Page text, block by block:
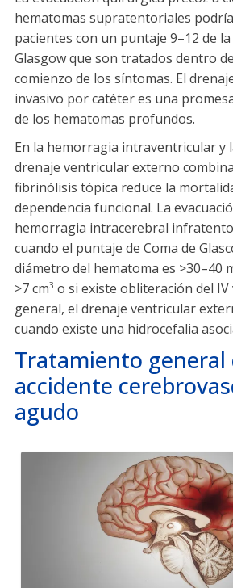
hematomas supratentoriales
pacientes con un puntaje 9–12 de la
Glasgow que son tratados dentro
comienzo de los síntomas. El
invasivo por catéter es una
de los hematomas profundos.
En la hemorragia intraventricular y
drenaje ventricular externo
fibrinólisis tópica reduce la
dependencia funcional. La
hemorragia intracerebral
cuando el puntaje de Coma de
diámetro del hematoma es >30–40
>7 cm3 o si existe obliteración del IV
general, el drenaje ventricular
cuando existe una hidrocefalia
Tratamiento general
accidente
agudo